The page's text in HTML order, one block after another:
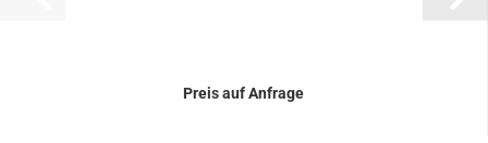
Preis auf Anfrage